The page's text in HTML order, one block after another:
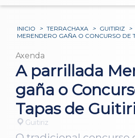
INICIO > TERRACHAXA > GUITIRIZ >
MERENDERO GAÑA O CONCURSO DE
Axenda
A parrillada
gaña o
Tapas de
Guitiriz